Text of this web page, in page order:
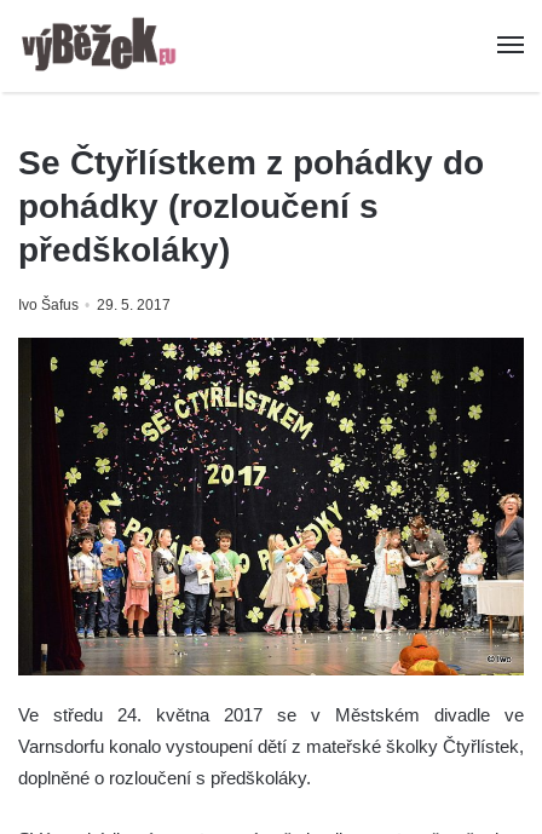
Se Čtyřlístkem z pohádky do
pohádky (rozloučení s
předškoláky)
Ivo Šafus 29. 5. 2017
Ve středu 24. května 2017 se v Městském divadle ve
Varnsdorfu konalo vystoupení dětí z mateřské školky Čtyřlístek,
doplněné o rozloučení s předškoláky.